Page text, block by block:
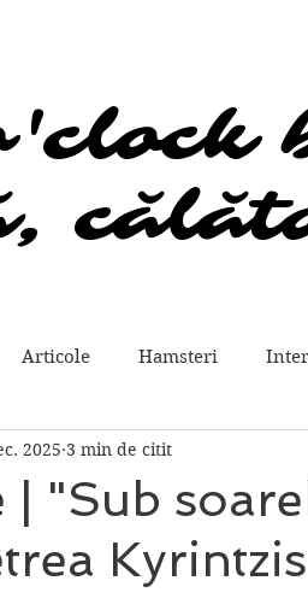
Articole Hamsteri
| "Sub
Kyrintzis
2025 3 min de citit
5 stele.